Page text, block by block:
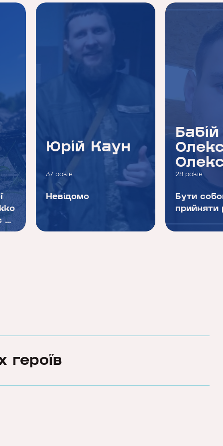
...
Юрій Каун
37 років
Невідомо
Бабій
28 років
Бути
прийняти
героїв